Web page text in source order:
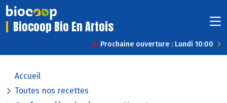
Biocoop Bio En Artois
Prochaine ouverture : Lundi 10:00
Accueil
Toutes nos recettes